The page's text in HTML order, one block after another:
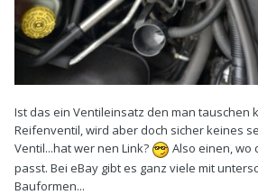
Ist das ein Ventileinsatz den man tauschen
Reifenventil, wird aber doch sicher keines
Ventil...hat wer nen Link?
Also einen, wo
passt. Bei eBay gibt es ganz viele mit
Bauformen...